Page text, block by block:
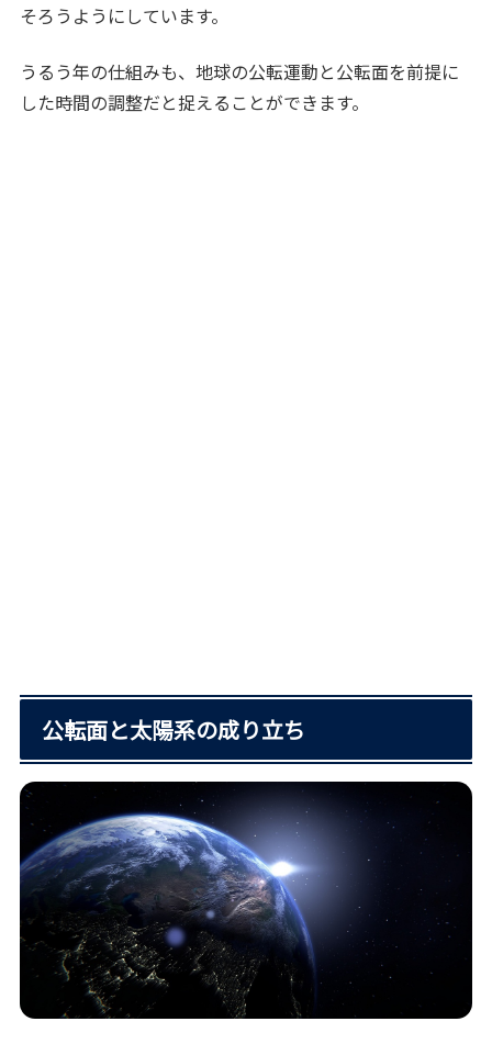
そろうようにしています。
うるう年の仕組みも、地球の公転運動と公転面を前提に
した時間の調整だと捉えることができます。
公転面と太陽系の成り立ち